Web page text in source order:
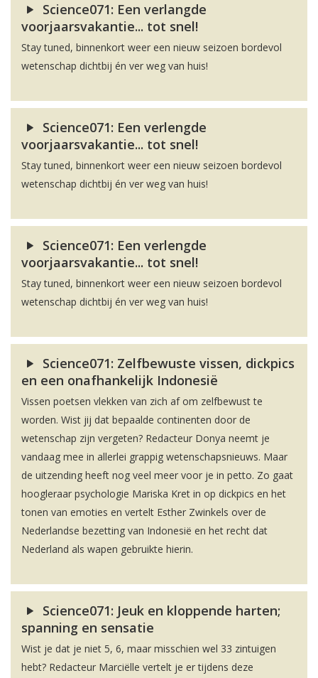
Science071: Een verlangde
voorjaarsvakantie... tot snel!
Stay tuned, binnenkort weer een nieuw seizoen bordevol
wetenschap dichtbij én ver weg van huis!
Science071: Een verlengde
voorjaarsvakantie... tot snel!
Stay tuned, binnenkort weer een nieuw seizoen bordevol
wetenschap dichtbij én ver weg van huis!
Science071: Een verlengde
voorjaarsvakantie... tot snel!
Stay tuned, binnenkort weer een nieuw seizoen bordevol
wetenschap dichtbij én ver weg van huis!
Science071: Zelfbewuste vissen, dickpics
en een onafhankelijk Indonesië
Vissen poetsen vlekken van zich af om zelfbewust te
worden. Wist jij dat bepaalde continenten door de
wetenschap zijn vergeten? Redacteur Donya neemt je
vandaag mee in allerlei grappig wetenschapsnieuws. Maar
de uitzending heeft nog veel meer voor je in petto. Zo gaat
hoogleraar psychologie Mariska Kret in op dickpics en het
tonen van emoties en vertelt Esther Zwinkels over de
Nederlandse bezetting van Indonesië en het recht dat
Nederland als wapen gebruikte hierin.
Science071: Jeuk en kloppende harten;
spanning en sensatie
Wist je dat je niet 5, 6, maar misschien wel 33 zintuigen
hebt? Redacteur Marciëlle vertelt je er tijdens deze